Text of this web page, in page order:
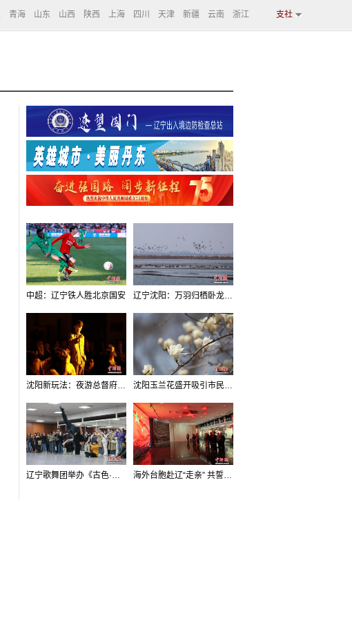
青海 山东 山西 陕西 上海 四川 天津 新疆 云南 浙江 支社
中超：辽宁铁人胜北京国安 辽宁沈阳：万羽归栖卧龙湖看群鸟齐飞
沈阳新玩法：夜游总督府，当一回“赴宴者” 沈阳玉兰花盛开吸引市民打卡
辽宁歌舞团举办《古色·国宝辽宁》排练开放日活动 海外台胞赴辽“走亲” 共誓“和平初心”